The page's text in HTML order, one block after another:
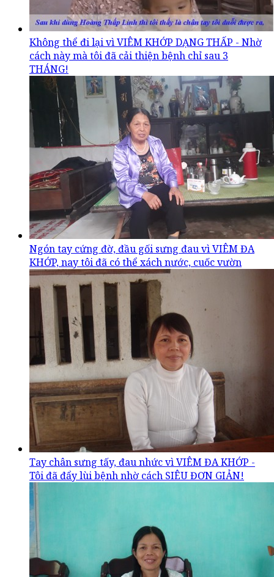
Không thể đi lại vì VIÊM KHỚP DẠNG THẤP - Nhờ
cách này mà tôi đã cải thiện bệnh chỉ sau 3
THÁNG!
Ngón tay cứng đờ, đầu gối sưng đau vì VIÊM ĐA
KHỚP, nay tôi đã có thể xách nước, cuốc vườn
Tay chân sưng tấy, đau nhức vì VIÊM ĐA KHỚP -
Tôi đã đẩy lùi bệnh nhờ cách SIÊU ĐƠN GIẢN!